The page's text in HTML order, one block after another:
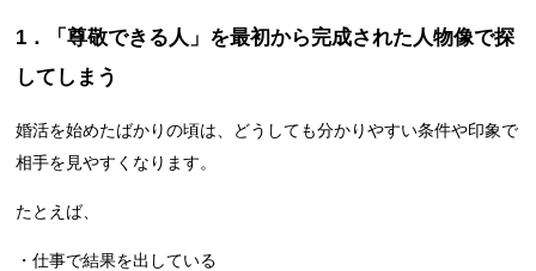
1．「尊敬できる人」を最初から完成された人物像で探
してしまう
婚活を始めたばかりの頃は、どうしても分かりやすい条件や印象で
相手を見やすくなります。
たとえば、
・仕事で結果を出している